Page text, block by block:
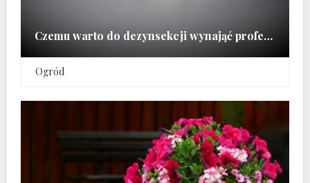
Czemu warto do dezynsekcji wynająć profesjonalną firmę
Ogród